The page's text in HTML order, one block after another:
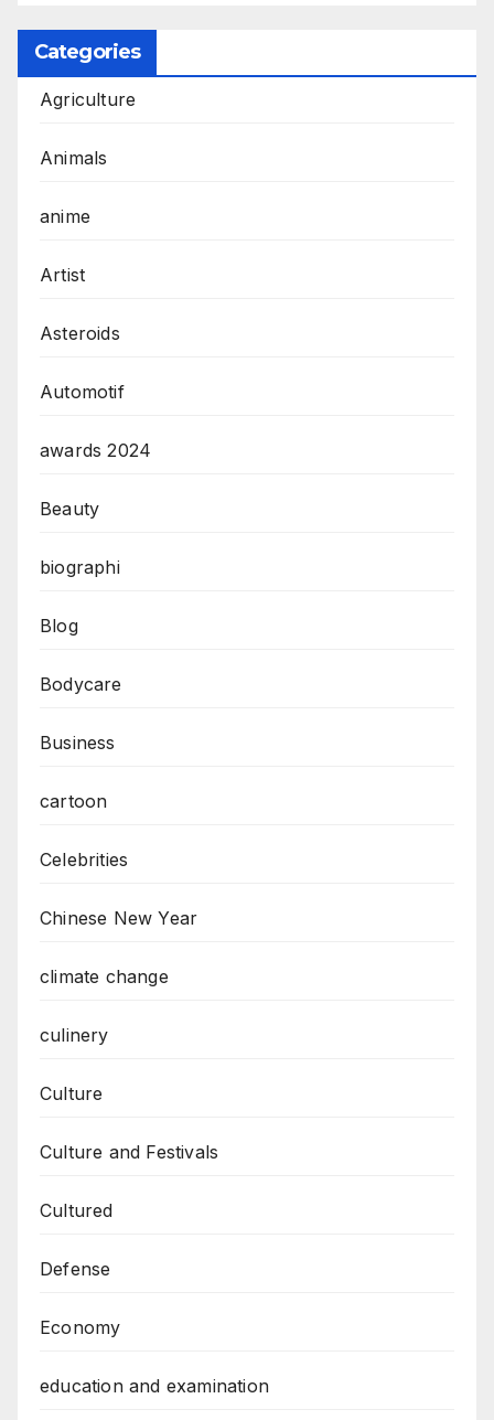
Categories
Agriculture
Animals
anime
Artist
Asteroids
Automotif
awards 2024
Beauty
biographi
Blog
Bodycare
Business
cartoon
Celebrities
Chinese New Year
climate change
culinery
Culture
Culture and Festivals
Cultured
Defense
Economy
education and examination